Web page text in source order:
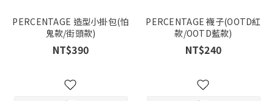
PERCENTAGE 造型小掛包(怕
鬼款/街頭款)
NT$390
PERCENTAGE 襪子(OOTD紅
款/OOTD藍款)
NT$240